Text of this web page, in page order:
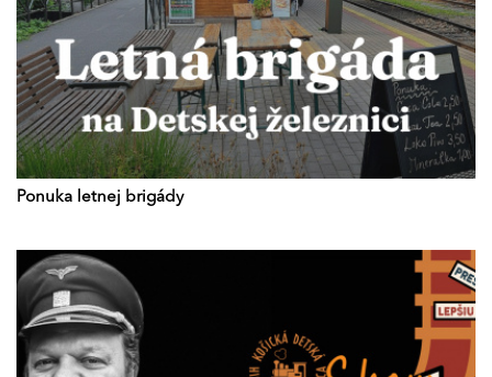
Ponuka letnej brigády